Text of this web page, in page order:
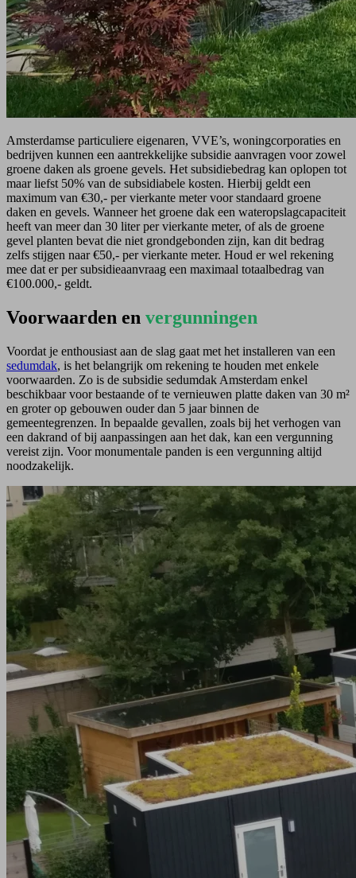
Amsterdamse particuliere eigenaren, VVE’s, woningcorporaties en
bedrijven kunnen een aantrekkelijke subsidie aanvragen voor zowel
groene daken als groene gevels. Het subsidiebedrag kan oplopen tot
maar liefst 50% van de subsidiabele kosten. Hierbij geldt een
maximum van €30,- per vierkante meter voor standaard groene
daken en gevels. Wanneer het groene dak een wateropslagcapaciteit
heeft van meer dan 30 liter per vierkante meter, of als de groene
gevel planten bevat die niet grondgebonden zijn, kan dit bedrag
zelfs stijgen naar €50,- per vierkante meter. Houd er wel rekening
mee dat er per subsidieaanvraag een maximaal totaalbedrag van
€100.000,- geldt.
Voorwaarden en vergunningen
Voordat je enthousiast aan de slag gaat met het installeren van een
sedumdak, is het belangrijk om rekening te houden met enkele
voorwaarden. Zo is de subsidie sedumdak Amsterdam enkel
beschikbaar voor bestaande of te vernieuwen platte daken van 30 m²
en groter op gebouwen ouder dan 5 jaar binnen de
gemeentegrenzen. In bepaalde gevallen, zoals bij het verhogen van
een dakrand of bij aanpassingen aan het dak, kan een vergunning
vereist zijn. Voor monumentale panden is een vergunning altijd
noodzakelijk.